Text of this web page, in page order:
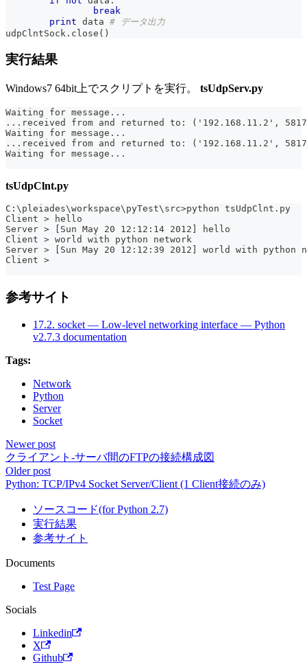
break
print data # データ出力
udpClntSock . close ( )
実行結果
Windows7 64bit上でスクリプトを実行。 tsUdpServ.py
Waiting for message...
...received from and returned to: ('192.168.11.2',
Waiting for message...
...received from and returned to: ('192.168.11.2',
Waiting for message...
tsUdpClnt.py
C:\pleiades\workspace\pyTest\src>python tsUdpClnt.py
Client > hello
Server > [Sun May 20 12:12:14 2012] hello
Client > world with python network
Server > [Sun May 20 12:12:39 2012] world with python
Client >
参考サイト
17.2. socket — Low-level networking interface — Python
v2.7.3 documentation
Tags:
Network
Python
Server
Socket
Newer post
クライアント-サーバ間のFTPの接続構成図
Older post
Python: TCP/IPv4 Socket Server/Client (1 Client接続のみ)
ソースコード(for Python 2.7)
実行結果
参考サイト
Documents
Test Page
Socials
Linkedin
X
Github